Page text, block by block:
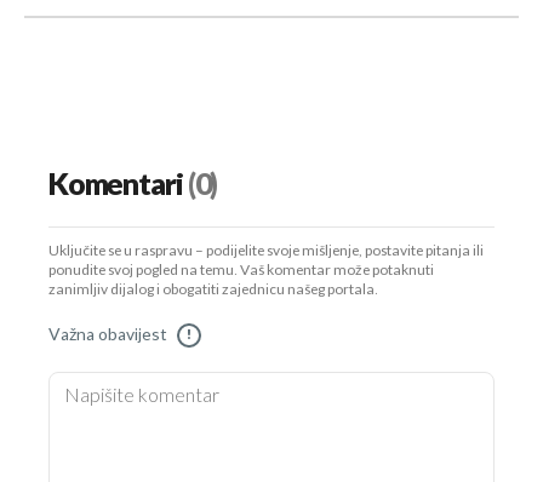
Komentari(0)
Uključite se u raspravu – podijelite svoje mišljenje, postavite pitanja ili
ponudite svoj pogled na temu. Vaš komentar može potaknuti
zanimljiv dijalog i obogatiti zajednicu našeg portala.
Važna obavijest !